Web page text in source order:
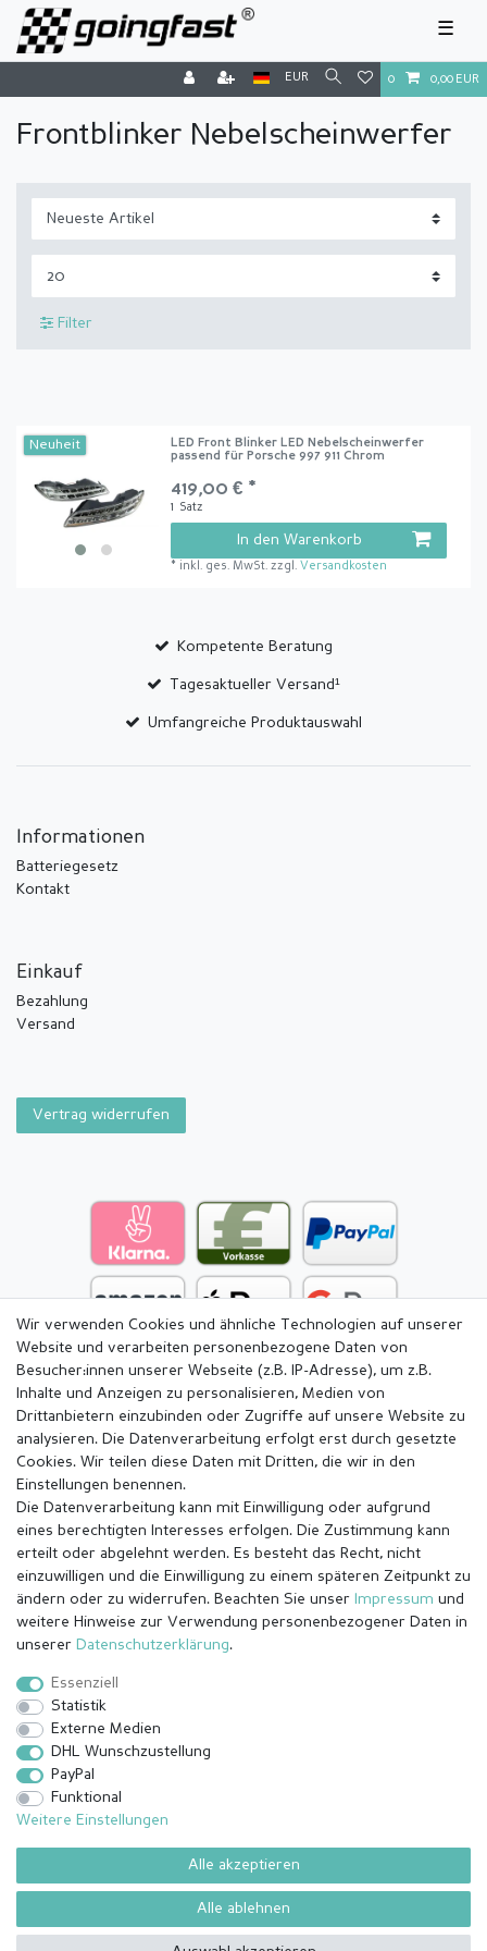
☰
EUR 0 0,00 EUR
Frontblinker Nebelscheinwerfer
Filter
Neuheit
LED Front Blinker LED Nebelscheinwerfer
passend für Porsche 997 911 Chrom
419,00 € *
1 Satz
In den Warenkorb
* inkl. ges. MwSt. zzgl. Versandkosten
Kompetente Beratung
Tagesaktueller Versand¹
Umfangreiche Produktauswahl
Informationen
Batteriegesetz
Kontakt
Einkauf
Bezahlung
Versand
Vertrag widerrufen
Impressum Daten­schutz­erklärung
Barrierefreiheitserklärung
© Copyright 2026 | Alle Rechte vorbehalten.
¹ Alle bezahlten Bestellungen bis 14 Uhr werden am selben Tag (Mo-
Fr außer Feiertage) versendet außer angefertigte Ware
Wir verwenden Cookies und ähnliche Technologien auf unserer
Website und verarbeiten personenbezogene Daten von
Besucher:innen unserer Webseite (z.B. IP-Adresse), um z.B.
Inhalte und Anzeigen zu personalisieren, Medien von
Drittanbietern einzubinden oder Zugriffe auf unsere Website zu
analysieren. Die Datenverarbeitung erfolgt erst durch gesetzte
Cookies. Wir teilen diese Daten mit Dritten, die wir in den
Einstellungen benennen.
Die Datenverarbeitung kann mit Einwilligung oder aufgrund
eines berechtigten Interesses erfolgen. Die Zustimmung kann
erteilt oder abgelehnt werden. Es besteht das Recht, nicht
einzuwilligen und die Einwilligung zu einem späteren Zeitpunkt zu
ändern oder zu widerrufen. Beachten Sie unser Impressum und
weitere Hinweise zur Verwendung personenbezogener Daten in
unserer Daten­schutz­erklärung.
Essenziell
Statistik
Externe Medien
DHL Wunschzustellung
PayPal
Funktional
Weitere Einstellungen
Alle akzeptieren
Alle ablehnen